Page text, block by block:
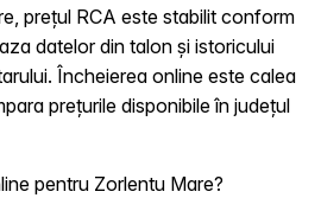
prețul RCA este stabilit conform
datelor din talon și istoricului
Încheierea online este calea
prețurile disponibile în județul
pentru Zorlentu Mare?